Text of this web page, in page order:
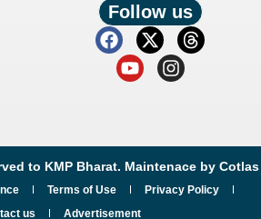
Follow us
to KMP Bharat. Maintenace by Cotlas
Terms of Use
Privacy Policy
us
Advertisement